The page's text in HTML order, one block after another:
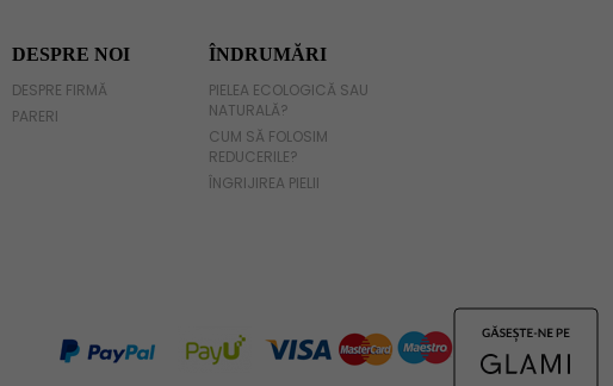
DESPRE NOI
DESPRE FIRMĂ
PARERI
ÎNDRUMĂRI
PIELEA ECOLOGICĂ SAU
NATURALĂ?
CUM SĂ FOLOSIM
REDUCERILE?
ÎNGRIJIREA PIELII